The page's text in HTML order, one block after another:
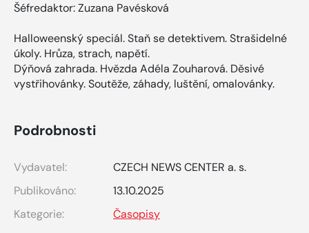
Šéfredaktor: Zuzana Pavésková
Halloweenský speciál. Staň se detektivem. Strašidelné
úkoly. Hrůza, strach, napětí.
Dýňová zahrada. Hvězda Adéla Zouharová. Děsivé
vystřihovánky. Soutěže, záhady, luštění, omalovánky.
Podrobnosti
Vydavatel:
CZECH NEWS CENTER a. s.
Publikováno:
13.10.2025
Kategorie:
Časopisy